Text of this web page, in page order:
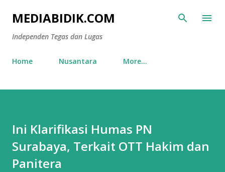
Skip to main content
MEDIABIDIK.COM
Independen Tegas dan Lugas
Home Nusantara More…
Ini Klarifikasi Humas PN
Surabaya, Terkait OTT Hakim dan
Panitera